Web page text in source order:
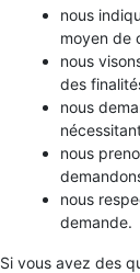
nous
moyen de
nous
des
nous
nous
nous
demande.
Si vous avez des